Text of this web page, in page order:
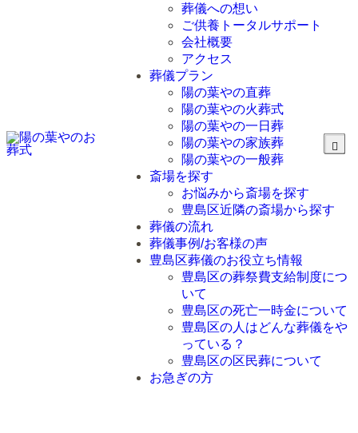
葬儀への想い
ご供養トータルサポート
会社概要
アクセス
葬儀プラン
陽の葉やの直葬
陽の葉やの火葬式
陽の葉やの一日葬
陽の葉やの家族葬
陽の葉やの一般葬
斎場を探す
お悩みから斎場を探す
豊島区近隣の斎場から探す
葬儀の流れ
葬儀事例/お客様の声
豊島区葬儀のお役立ち情報
豊島区の葬祭費支給制度につ
いて
豊島区の死亡一時金について
豊島区の人はどんな葬儀をや
っている？
豊島区の区民葬について
お急ぎの方